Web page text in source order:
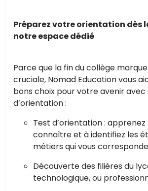
Préparez votre orientation dès
notre espace dédié
Parce que la fin du collège
cruciale, Nomad Education vous
bons choix pour votre avenir avec
d’orientation :
Test d’orientation : apprenez
connaître et à identifiez les
métiers qui vous
Découverte des filières du
technologique, ou